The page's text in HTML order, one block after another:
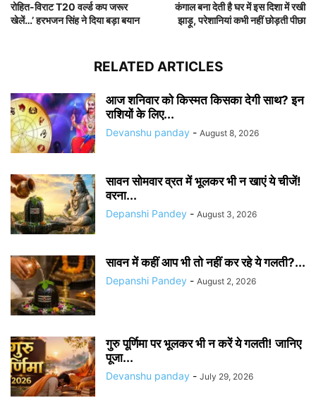
रोहित-विराट T20 वर्ल्ड कप जरूर
खेलें…’ हरभजन सिंह ने दिया बड़ा बयान
कंगाल बना देती है घर में इस दिशा में रखी
झाड़ू, परेशानियां कभी नहीं छोड़ती पीछा
RELATED ARTICLES
आज शनिवार को किस्मत किसका देगी साथ? इन
राशियों के लिए...
Devanshu panday - August 8, 2026
सावन सोमवार व्रत में भूलकर भी न खाएं ये चीजें!
वरना...
Depanshi Pandey - August 3, 2026
सावन में कहीं आप भी तो नहीं कर रहे ये गलती?...
Depanshi Pandey - August 2, 2026
गुरु पूर्णिमा पर भूलकर भी न करें ये गलती! जानिए
पूजा...
Devanshu panday - July 29, 2026